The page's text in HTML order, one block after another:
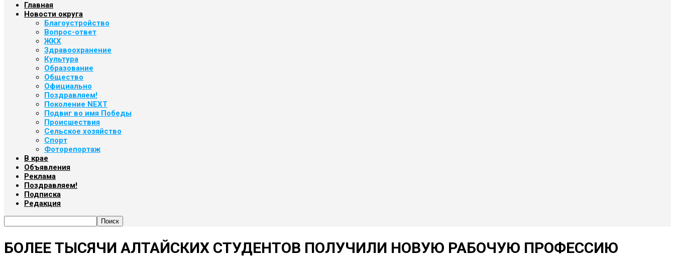
Главная
Новости округа
Благоустройство
Вопрос-ответ
ЖКХ
Здравоохранение
Культура
Образование
Общество
Официально
Поздравляем!
Поколение NEXT
Подвиг во имя Победы
Происшествия
Сельское хозяйство
Спорт
Фоторепортаж
В крае
Объявления
Реклама
Поздравляем!
Подписка
Редакция
БОЛЕЕ ТЫСЯЧИ АЛТАЙСКИХ СТУДЕНТОВ ПОЛУЧИЛИ НОВУЮ РАБОЧУЮ ПРОФЕССИЮ